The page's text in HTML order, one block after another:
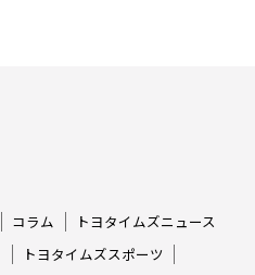
コラム
トヨタイムズニュース
トヨタイムズスポーツ